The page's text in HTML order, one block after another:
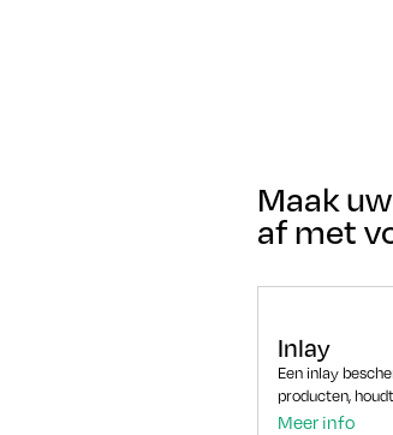
Maak
af met
Inlay
Een inlay
producten,
hun plaats,
Meer info